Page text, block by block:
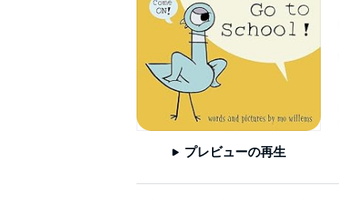
プレビューの再生